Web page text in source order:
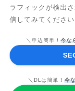
ラフィックが検出
信してみてくださ
＼申込簡単！ 今な
＼DLは簡単！ 今